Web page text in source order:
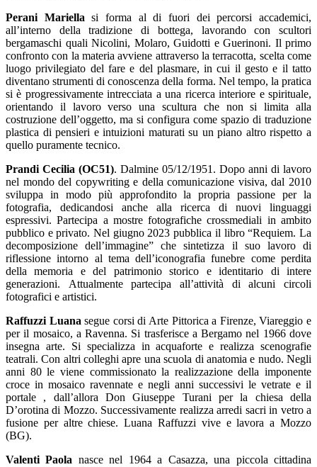
Perani Mariella si forma al di fuori dei percorsi accademici,
all’interno della tradizione di bottega, lavorando con scultori
bergamaschi quali Nicolini, Molaro, Guidotti e Guerinoni. Il primo
confronto con la materia avviene attraverso la terracotta, scelta come
luogo privilegiato del fare e del plasmare, in cui il gesto e il tatto
diventano strumenti di conoscenza della forma. Nel tempo, la pratica
si è progressivamente intrecciata a una ricerca interiore e spirituale,
orientando il lavoro verso una scultura che non si limita alla
costruzione dell’oggetto, ma si configura come spazio di traduzione
plastica di pensieri e intuizioni maturati su un piano altro rispetto a
quello puramente tecnico.
Prandi Cecilia (OC51). Dalmine 05/12/1951. Dopo anni di lavoro
nel mondo del copywriting e della comunicazione visiva, dal 2010
sviluppa in modo più approfondito la propria passione per la
fotografia, dedicandosi anche alla ricerca di nuovi linguaggi
espressivi. Partecipa a mostre fotografiche crossmediali in ambito
pubblico e privato. Nel giugno 2023 pubblica il libro “Requiem. La
decomposizione dell’immagine” che sintetizza il suo lavoro di
riflessione intorno al tema dell’iconografia funebre come perdita
della memoria e del patrimonio storico e identitario di intere
generazioni. Attualmente partecipa all’attività di alcuni circoli
fotografici e artistici.
Raffuzzi Luana segue corsi di Arte Pittorica a Firenze, Viareggio e
per il mosaico, a Ravenna. Si trasferisce a Bergamo nel 1966 dove
insegna arte. Si specializza in acquaforte e realizza scenografie
teatrali. Con altri colleghi apre una scuola di anatomia e nudo. Negli
anni 80 le viene commissionato la realizzazione della imponente
croce in mosaico ravennate e negli anni successivi le vetrate e il
portale , dall’allora Don Giuseppe Turani per la chiesa della
D’orotina di Mozzo. Successivamente realizza arredi sacri in vetro a
fusione per altre chiese. Luana Raffuzzi vive e lavora a Mozzo
(BG).
Valenti Paola nasce nel 1964 a Casazza, una piccola cittadina